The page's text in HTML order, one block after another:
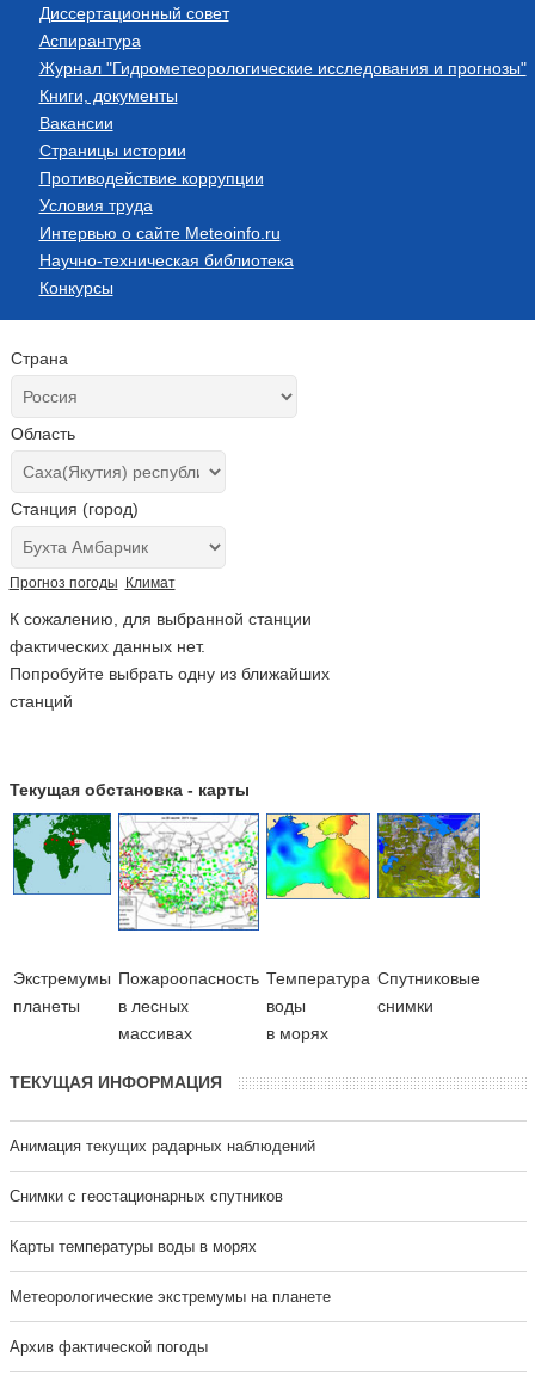
Диссертационный совет
Аспирантура
Журнал "Гидрометеорологические исследования и прогнозы"
Книги, документы
Вакансии
Страницы истории
Противодействие коррупции
Условия труда
Интервью о сайте Meteoinfo.ru
Научно-техническая библиотека
Конкурсы
Страна
Область
Станция (город)
Прогноз погоды Климат
К сожалению, для выбранной станции
фактических данных нет.
Попробуйте выбрать одну из ближайших
станций
Текущая обстановка - карты
Экстремумы
планеты
Пожароопасность
в лесных
массивах
Температура
воды
в морях
Cпутниковые
снимки
ТЕКУЩАЯ ИНФОРМАЦИЯ
Анимация текущих радарных наблюдений
Cнимки с геостационарных спутников
Карты температуры воды в морях
Метеорологические экстремумы на планете
Архив фактической погоды